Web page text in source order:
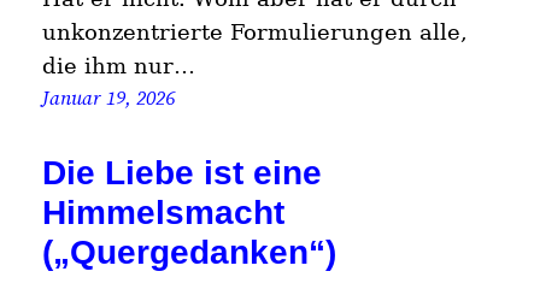
unkonzentrierte Formulierungen alle,
die ihm nur…
Januar 19, 2026
Die Liebe ist eine
Himmelsmacht
(„Quergedanken“)